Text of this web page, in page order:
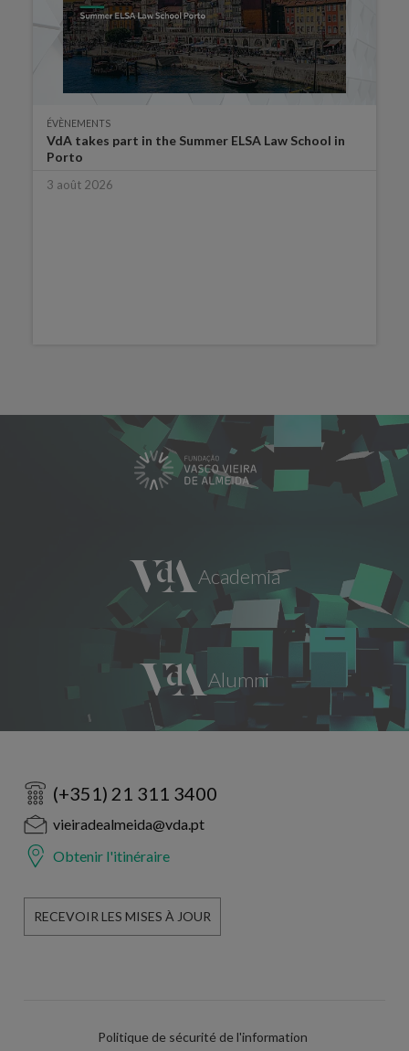
ÉVÈNEMENTS
VdA takes part in the Summer ELSA Law School in
Porto
3 août 2026
(+351) 21 311 3400
vieiradealmeida@vda.pt
Obtenir l'itinéraire
RECEVOIR LES MISES À JOUR
Politique de sécurité de l'information